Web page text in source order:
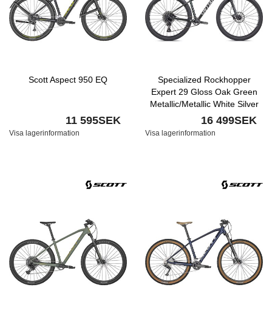
Scott Aspect 950 EQ
11 595SEK
Visa lagerinformation
Specialized Rockhopper
Expert 29 Gloss Oak Green
Metallic/Metallic White Silver
16 499SEK
Visa lagerinformation